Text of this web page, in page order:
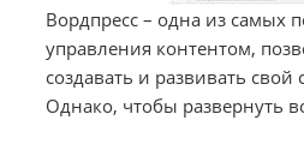
Вордпресс – одна из самых
управления контентом,
создавать и развивать свой
Однако, чтобы развернуть